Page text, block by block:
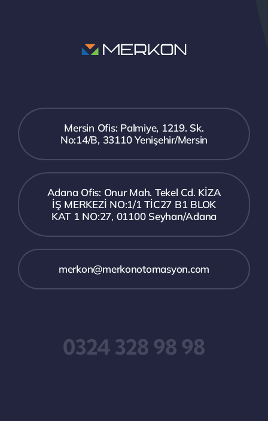
Mersin Ofis: Palmiye, 1219. Sk.
No:14/B, 33110 Yenişehir/Mersin
Adana Ofis: Onur Mah. Tekel Cd. KİZA
İŞ MERKEZİ NO:1/1 TİC27 B1 BLOK
KAT 1 NO:27, 01100 Seyhan/Adana
merkon@merkonotomasyon.com
0324 328 98 98